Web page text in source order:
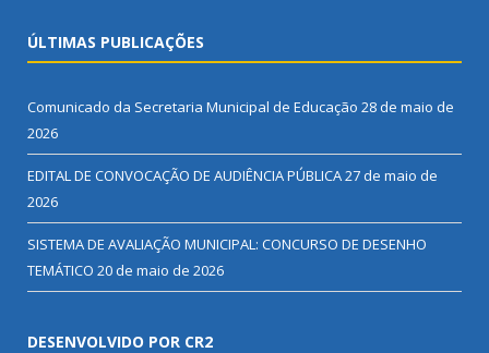
ÚLTIMAS PUBLICAÇÕES
Comunicado da Secretaria Municipal de Educação 28 de maio de
2026
EDITAL DE CONVOCAÇÃO DE AUDIÊNCIA PÚBLICA27 de maio de
2026
SISTEMA DE AVALIAÇÃO MUNICIPAL: CONCURSO DE DESENHO
TEMÁTICO 20 de maio de 2026
DESENVOLVIDO POR CR2